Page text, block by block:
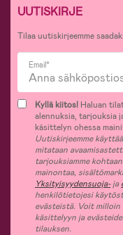
UUTISKIRJE
Tilaa uutiskirjeemme
Email*
Kyllä kiitos! Haluan
alennuksia, tarjouksia
käsittelyn ohessa
Uutiskirjeemme
mitataan
tarjouksiamme
mainontaa,
Yksityisyydensuoja-ja
henkilötietojesi
evästeistä. Voit
käsittelyyn ja
tilauksen.